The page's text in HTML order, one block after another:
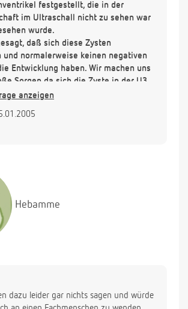
festgestellt, die in der
im Ultraschall nicht zu sehen war
wurde.
daß sich diese Zysten
und normalerweise keinen negativen
Entwicklung haben. Wir machen uns
Sorgen,da sich die Zyste in der U3
hat. Unsere Tochter zeigt
Wie lange dauert es in der
gehört)
für eure Antwort!
anzeigen
Hebamme
dazu leider gar nichts sagen und würde